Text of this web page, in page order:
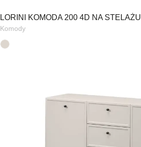
LORINI KOMODA 200 4D NA STELAŻU
Komody